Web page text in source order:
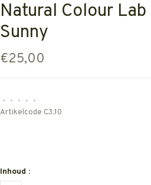
Natural Colour Lab
Sunny
€25,00
• • • •
•
Artikelcode C3.10
Inhoud :